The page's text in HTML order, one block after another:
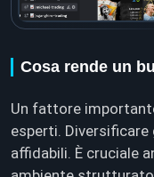
Cosa rende un
Un fattore
esperti.
affidabili. È cruciale